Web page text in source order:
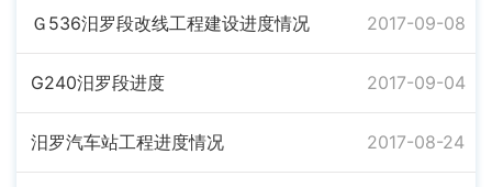
Ｇ536汨罗段改线工程建设进度情况 2017-09-08
G240汨罗段进度 2017-09-04
汨罗汽车站工程进度情况 2017-08-24